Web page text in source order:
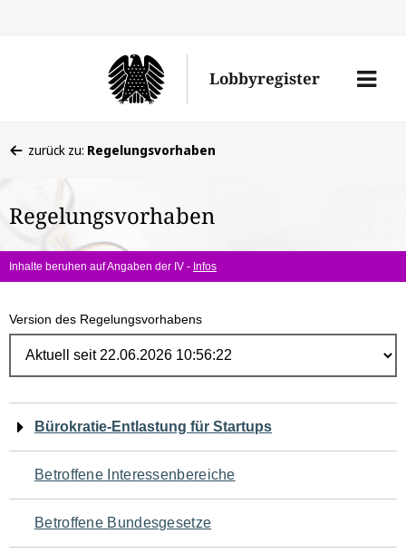
Lobbyregister
Menü
befinden
hier:
zurück zu: Regelungsvorhaben
Regelungsvorhaben
Inhalte beruhen auf Angaben der IV - Infos
Version des Regelungsvorhabens
Navigation
für
den
Seiteninhalt
Bürokratie-Entlastung für Startups
Betroffene Interessenbereiche
Betroffene Bundesgesetze